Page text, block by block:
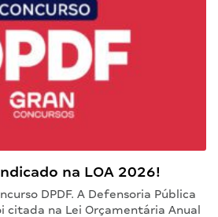
na LOA 2026!
DPDF. A Defensoria Pública
na Lei Orçamentária Anual